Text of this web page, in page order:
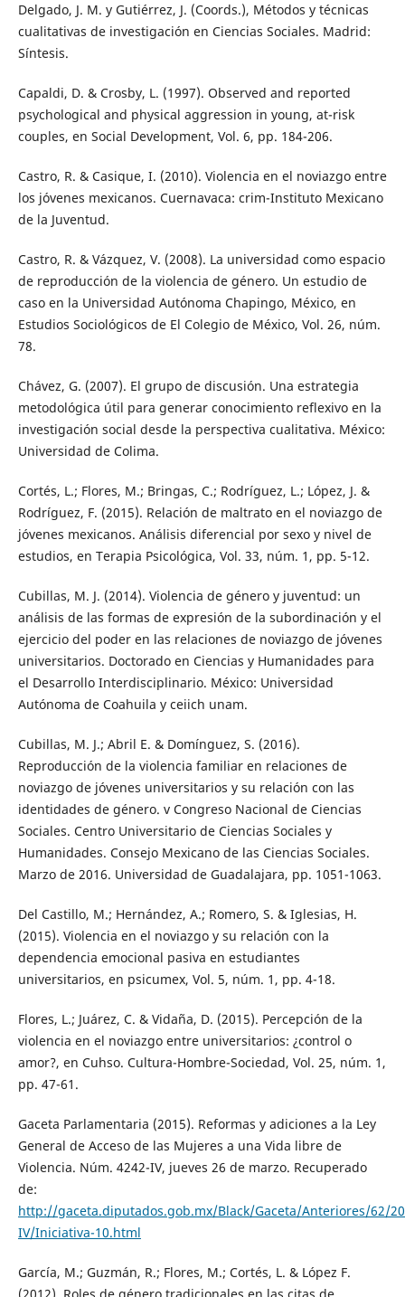
Delgado, J. M. y Gutiérrez, J. (Coords.), Métodos y técnicas
cualitativas de investigación en Ciencias Sociales. Madrid:
Síntesis.
Capaldi, D. & Crosby, L. (1997). Observed and reported
psychological and physical aggression in young, at-risk
couples, en Social Development, Vol. 6, pp. 184-206.
Castro, R. & Casique, I. (2010). Violencia en el noviazgo entre
los jóvenes mexicanos. Cuernavaca: crim-Instituto Mexicano
de la Juventud.
Castro, R. & Vázquez, V. (2008). La universidad como espacio
de reproducción de la violencia de género. Un estudio de
caso en la Universidad Autónoma Chapingo, México, en
Estudios Sociológicos de El Colegio de México, Vol. 26, núm.
78.
Chávez, G. (2007). El grupo de discusión. Una estrategia
metodológica útil para generar conocimiento reflexivo en la
investigación social desde la perspectiva cualitativa. México:
Universidad de Colima.
Cortés, L.; Flores, M.; Bringas, C.; Rodríguez, L.; López, J. &
Rodríguez, F. (2015). Relación de maltrato en el noviazgo de
jóvenes mexicanos. Análisis diferencial por sexo y nivel de
estudios, en Terapia Psicológica, Vol. 33, núm. 1, pp. 5-12.
Cubillas, M. J. (2014). Violencia de género y juventud: un
análisis de las formas de expresión de la subordinación y el
ejercicio del poder en las relaciones de noviazgo de jóvenes
universitarios. Doctorado en Ciencias y Humanidades para
el Desarrollo Interdisciplinario. México: Universidad
Autónoma de Coahuila y ceiich unam.
Cubillas, M. J.; Abril E. & Domínguez, S. (2016).
Reproducción de la violencia familiar en relaciones de
noviazgo de jóvenes universitarios y su relación con las
identidades de género. v Congreso Nacional de Ciencias
Sociales. Centro Universitario de Ciencias Sociales y
Humanidades. Consejo Mexicano de las Ciencias Sociales.
Marzo de 2016. Universidad de Guadalajara, pp. 1051-1063.
Del Castillo, M.; Hernández, A.; Romero, S. & Iglesias, H.
(2015). Violencia en el noviazgo y su relación con la
dependencia emocional pasiva en estudiantes
universitarios, en psicumex, Vol. 5, núm. 1, pp. 4-18.
Flores, L.; Juárez, C. & Vidaña, D. (2015). Percepción de la
violencia en el noviazgo entre universitarios: ¿control o
amor?, en Cuhso. Cultura-Hombre-Sociedad, Vol. 25, núm. 1,
pp. 47-61.
Gaceta Parlamentaria (2015). Reformas y adiciones a la Ley
General de Acceso de las Mujeres a una Vida libre de
Violencia. Núm. 4242-IV, jueves 26 de marzo. Recuperado
de:
http://gaceta.diputados.gob.mx/Black/Gaceta/Anteriores/62/
IV/Iniciativa-10.html
García, M.; Guzmán, R.; Flores, M.; Cortés, L. & López F.